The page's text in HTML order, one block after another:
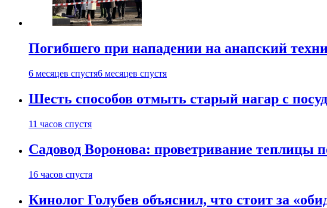
Погибшего при нападении на анапский
6 месяцев спустя6 месяцев спустя
Шесть способов отмыть старый нагар с
11 часов спустя
Садовод Воронова: проветривание теплицы
16 часов спустя
Кинолог Голубев объяснил, что стоит за